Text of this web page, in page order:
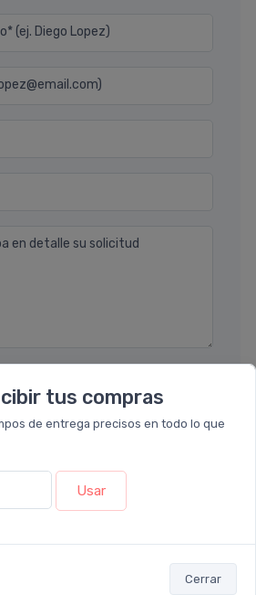
tus compras
de entrega precisos en todo lo que
Usar
Cerrar
(ej. Diego Lopez)
en detalle su solicitud